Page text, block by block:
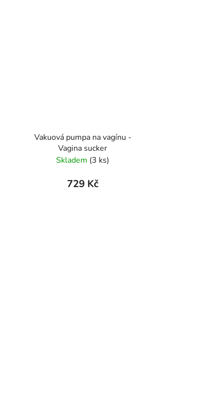
Vakuová pumpa na vagínu -
Vagina sucker
Skladem (3 ks)
729 Kč